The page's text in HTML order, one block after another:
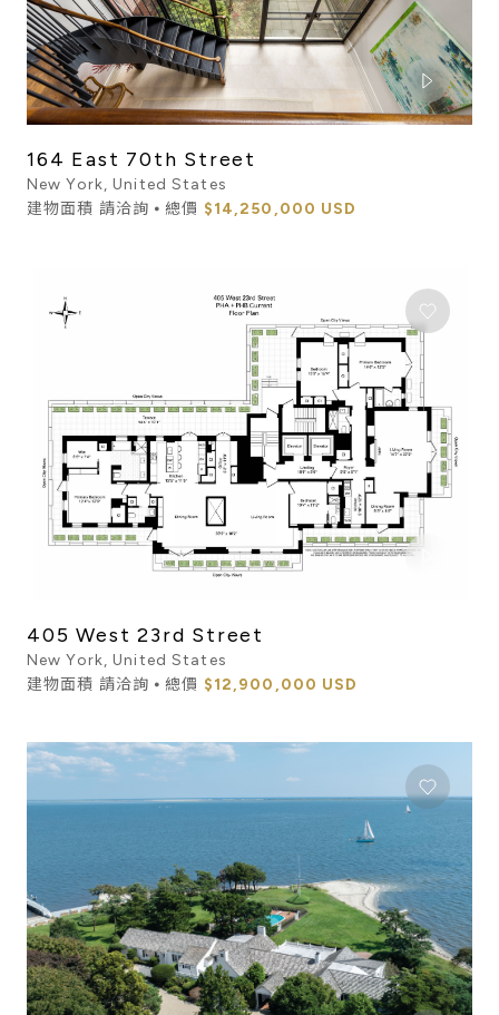
164 East 70th Street
New York, United States
建物面積 請洽詢 ⦁ 總價 $14,250,000 USD
405 West 23rd Street
New York, United States
建物面積 請洽詢 ⦁ 總價 $12,900,000 USD